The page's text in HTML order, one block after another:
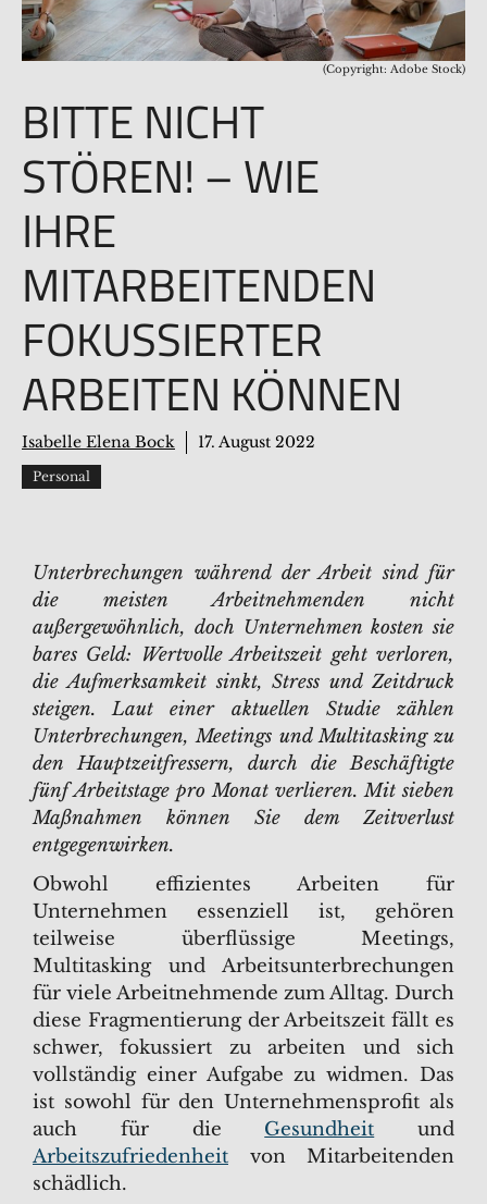
BITTE NICHT
STÖREN! – WIE
IHRE
MITARBEITENDEN
FOKUSSIERTER
ARBEITEN KÖNNEN
Isabelle Elena Bock 17. August 2022
Personal
(Copyright: Adobe Stock)
Unterbrechungen während der Arbeit sind für
die meisten Arbeitnehmenden nicht
außergewöhnlich, doch Unternehmen kosten sie
bares Geld: Wertvolle Arbeitszeit geht verloren,
die Aufmerksamkeit sinkt, Stress und Zeitdruck
steigen. Laut einer aktuellen Studie zählen
Unterbrechungen, Meetings und Multitasking zu
den Hauptzeitfressern, durch die Beschäftigte
fünf Arbeitstage pro Monat verlieren. Mit sieben
Maßnahmen können Sie dem Zeitverlust
entgegenwirken.
Obwohl effizientes Arbeiten für
Unternehmen essenziell ist, gehören
teilweise überflüssige Meetings,
Multitasking und Arbeitsunterbrechungen
für viele Arbeitnehmende zum Alltag. Durch
diese Fragmentierung der Arbeitszeit fällt es
schwer, fokussiert zu arbeiten und sich
vollständig einer Aufgabe zu widmen. Das
ist sowohl für den Unternehmensprofit als
auch für die Gesundheit und
Arbeitszufriedenheit von Mitarbeitenden
schädlich.